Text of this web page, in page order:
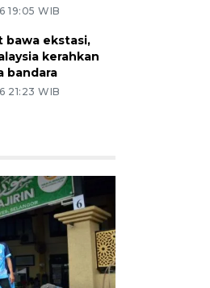
19:05 WIB
bawa ekstasi,
kerahkan
bandara
21:23 WIB